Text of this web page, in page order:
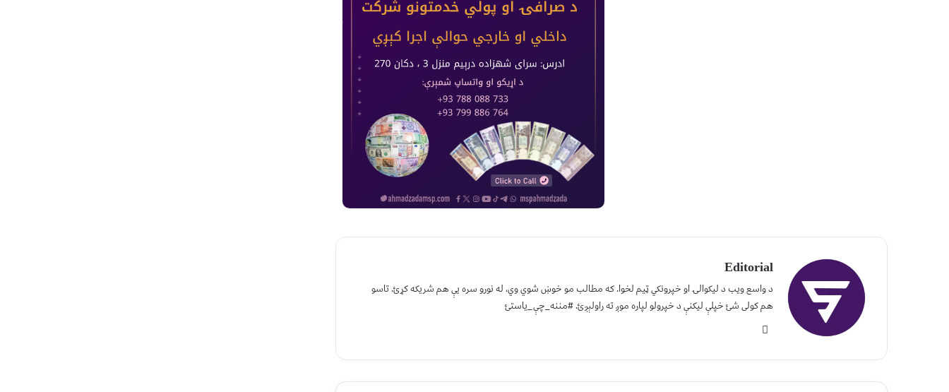
Editorial
د واسع ویب د لیکوالۍ او خپرونکي ټیم لخوا. که مطالب مو خوښ شوي وي، له نورو سره یې هم شریکه کړئ. تاسو
هم کولی شئ خپلې لیکنې د خپرولو لپاره موږ ته راولېږئ. #مننه_چې_یاستئ